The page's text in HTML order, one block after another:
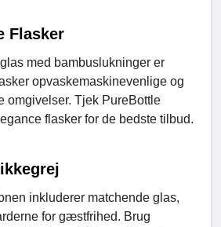
Flasker
med bambuslukninger er
opvaskemaskinevenlige og
omgivelser. Tjek PureBottle
flasker for de bedste tilbud.
inkluderer matchende glas,
for gæstfrihed. Brug